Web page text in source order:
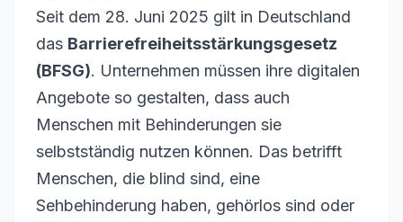
Seit dem 28. Juni 2025 gilt in Deutschland
das Barrierefreiheitsstärkungsgesetz
(BFSG). Unternehmen müssen ihre digitalen
Angebote so gestalten, dass auch
Menschen mit Behinderungen sie
selbstständig nutzen können. Das betrifft
Menschen, die blind sind, eine
Sehbehinderung haben, gehörlos sind oder